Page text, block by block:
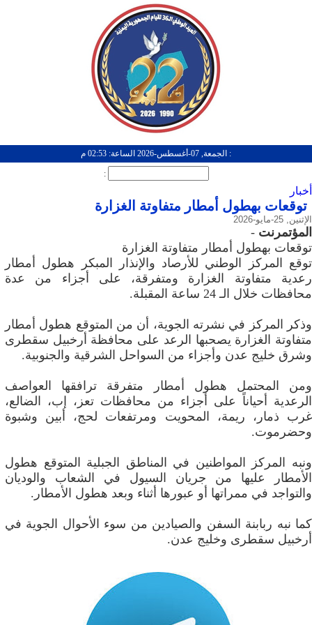
: الجمعة, 07-أغسطس-2026 الساعة: 02:53 م
:
أخبار
توقعات بهطول أمطار متفاوتة الغزارة
الإثنين, 25-مايو-2026
المؤتمرنت -
توقعات بهطول أمطار متفاوتة الغزارة
توقع المركز الوطني للأرصاد والإنذار المبكر هطول أمطار
رعدية متفاوتة الغزارة ومتفرقة، على أجزاء من عدة
محافظات خلال الـ 24 ساعة المقبلة.
وذكر المركز في نشرته الجوية، أن من المتوقع هطول أمطار
متفاوتة الغزارة يصحبها الرعد على محافظة أرخبيل سقطرى
وشرق خليج عدن وأجزاء من السواحل الشرقية والجنوبية.
ومن المحتمل هطول أمطار متفرقة ترافقها العواصف
الرعدية أحياناً على أجزاء من محافظات تعز، إب، الضالع،
غرب ذمار، ريمة، المحويت ومرتفعات لحج، أبين وشبوة
وحضرموت.
ونبه المركز المواطنين في المناطق الجبلية المتوقع هطول
الأمطار عليها من جريان السيول في الشعاب والوديان
والتواجد في ممراتها أو عبورها أثناء وبعد هطول الأمطار.
كما نبه ربابنة السفن والصيادين من سوء الأحوال الجوية في
أرخبيل سقطرى وخليج عدن.